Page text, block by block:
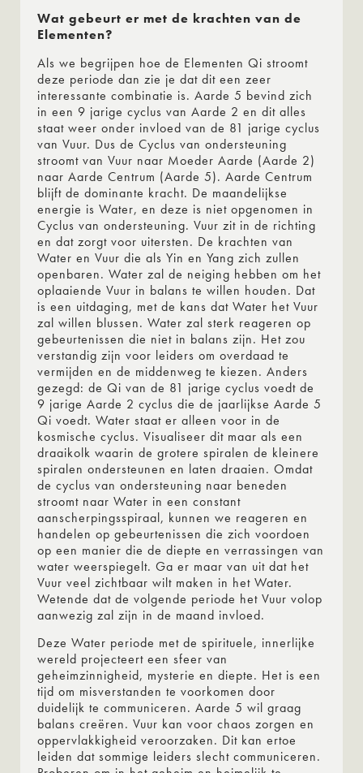
Wat gebeurt er met de krachten van de
Elementen?
Als we begrijpen hoe de Elementen Qi stroomt
deze periode dan zie je dat dit een zeer
interessante combinatie is. Aarde 5 bevind zich
in een 9 jarige cyclus van Aarde 2 en dit alles
staat weer onder invloed van de 81 jarige cyclus
van Vuur. Dus de Cyclus van ondersteuning
stroomt van Vuur naar Moeder Aarde (Aarde 2)
naar Aarde Centrum (Aarde 5). Aarde Centrum
blijft de dominante kracht. De maandelijkse
energie is Water, en deze is niet opgenomen in
Cyclus van ondersteuning. Vuur zit in de richting
en dat zorgt voor uitersten. De krachten van
Water en Vuur die als Yin en Yang zich zullen
openbaren. Water zal de neiging hebben om het
oplaaiende Vuur in balans te willen houden. Dat
is een uitdaging, met de kans dat Water het Vuur
zal willen blussen. Water zal sterk reageren op
gebeurtenissen die niet in balans zijn. Het zou
verstandig zijn voor leiders om overdaad te
vermijden en de middenweg te kiezen. Anders
gezegd: de Qi van de 81 jarige cyclus voedt de
9 jarige Aarde 2 cyclus die de jaarlijkse Aarde 5
Qi voedt. Water staat er alleen voor in de
kosmische cyclus. Visualiseer dit maar als een
draaikolk waarin de grotere spiralen de kleinere
spiralen ondersteunen en laten draaien. Omdat
de cyclus van ondersteuning naar beneden
stroomt naar Water in een constant
aanscherpingsspiraal, kunnen we reageren en
handelen op gebeurtenissen die zich voordoen
op een manier die de diepte en verrassingen van
water weerspiegelt. Ga er maar van uit dat het
Vuur veel zichtbaar wilt maken in het Water.
Wetende dat de volgende periode het Vuur volop
aanwezig zal zijn in de maand invloed.
Deze Water periode met de spirituele, innerlijke
wereld projecteert een sfeer van
geheimzinnigheid, mysterie en diepte. Het is een
tijd om misverstanden te voorkomen door
duidelijk te communiceren. Aarde 5 wil graag
balans creëren. Vuur kan voor chaos zorgen en
oppervlakkigheid veroorzaken. Dit kan ertoe
leiden dat sommige leiders slecht communiceren.